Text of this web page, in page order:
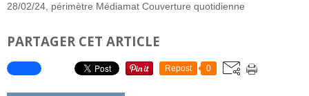
28/02/24, périmètre Médiamat Couverture quotidienne
PARTAGER CET ARTICLE
Repost 0